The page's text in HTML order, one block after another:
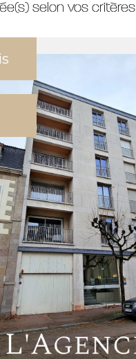
selon vos critères
du Midi